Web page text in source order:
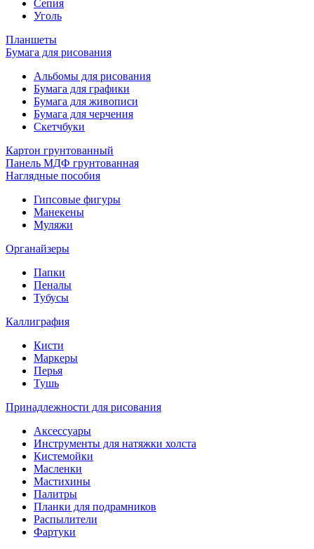
Сепия
Уголь
Планшеты
Бумага для рисования
Альбомы для рисования
Бумага для графики
Бумага для живописи
Бумага для черчения
Скетчбуки
Картон грунтованный
Панель МДФ грунтованная
Наглядные пособия
Гипсовые фигуры
Манекены
Муляжи
Органайзеры
Папки
Пеналы
Тубусы
Каллиграфия
Кисти
Маркеры
Перья
Тушь
Принадлежности для рисования
Аксессуары
Инструменты для натяжки холста
Кистемойки
Масленки
Мастихины
Палитры
Планки для подрамников
Распылители
Фартуки